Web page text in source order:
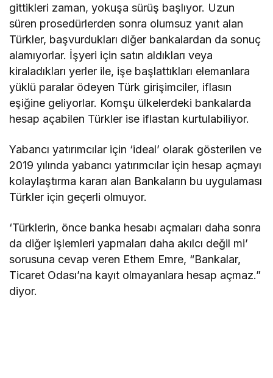
gittikleri zaman, yokuşa sürüş başlıyor. Uzun
süren prosedürlerden sonra olumsuz yanıt alan
Türkler, başvurdukları diğer bankalardan da sonuç
alamıyorlar. İşyeri için satın aldıkları veya
kiraladıkları yerler ile, işe başlattıkları elemanlara
yüklü paralar ödeyen Türk girişimciler, iflasın
eşiğine geliyorlar. Komşu ülkelerdeki bankalarda
hesap açabilen Türkler ise iflastan kurtulabiliyor.
Yabancı yatırımcılar için ‘ideal’ olarak gösterilen ve
2019 yılında yabancı yatırımcılar için hesap açmayı
kolaylaştırma kararı alan Bankaların bu uygulaması
Türkler için geçerli olmuyor.
‘Türklerin, önce banka hesabı açmaları daha sonra
da diğer işlemleri yapmaları daha akılcı değil mi’
sorusuna cevap veren Ethem Emre, “Bankalar,
Ticaret Odası’na kayıt olmayanlara hesap açmaz.”
diyor.